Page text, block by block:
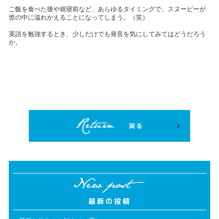
ご飯を食べた後や就寝前など、あらゆるタイミングで、スヌーピーが
世の中に溢れかえることになってしまう。（笑）
英語を勉強するとき、少しだけでも発音を気にしてみてはどうだろう
か。